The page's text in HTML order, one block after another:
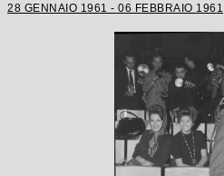
28 GENNAIO 1961 - 06 FEBBRAIO 1961